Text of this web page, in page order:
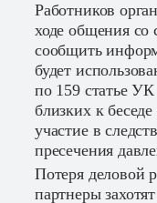
Работников
ходе общения со
сообщить
будет
по 159 статье
близких к
участие в
пресечения
Потеря деловой
партнеры